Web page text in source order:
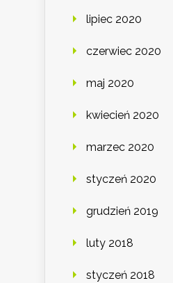
lipiec 2020
czerwiec 2020
maj 2020
kwiecień 2020
marzec 2020
styczeń 2020
grudzień 2019
luty 2018
styczeń 2018